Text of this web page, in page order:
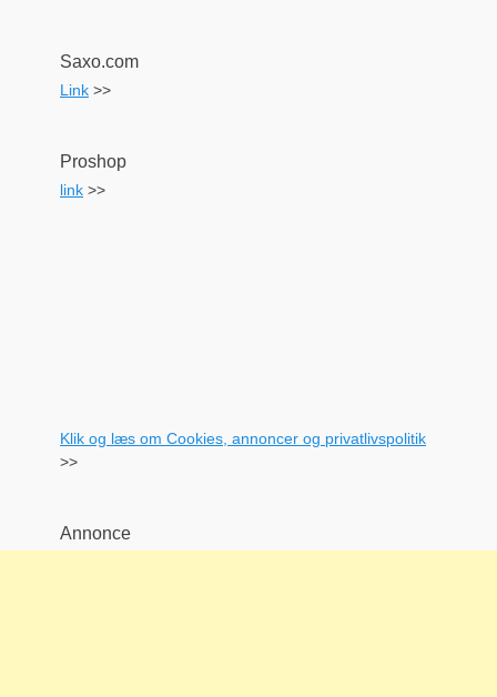
Saxo.com
Link >>
Proshop
link >>
Klik og læs om Cookies, annoncer og privatlivspolitik
>>
Annonce